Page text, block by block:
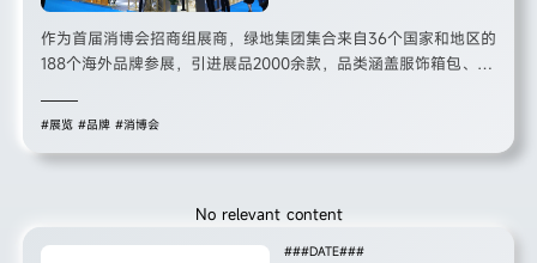
作为首届消博会招商组展商，绿地集团集合来自36个国家和地区的
188个海外品牌参展，引进展品2000余款，品类涵盖服饰箱包、食
#展览 #品牌 #消博会
No relevant content
###DATE###